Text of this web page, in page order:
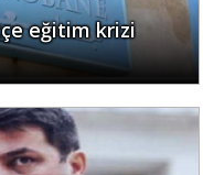
eğitim krizi